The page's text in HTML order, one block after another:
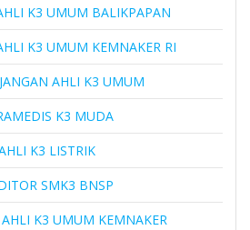
K3 UMUM BALIKPAPAN
K3 UMUM KEMNAKER RI
AHLI K3 UMUM
K3 MUDA
K3 LISTRIK
SMK3 BNSP
AHLI K3 UMUM KEMNAKER